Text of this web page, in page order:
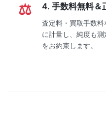
4. 手数料無料＆
査定料・買取手数料
に計量し、純度も
をお約束します。